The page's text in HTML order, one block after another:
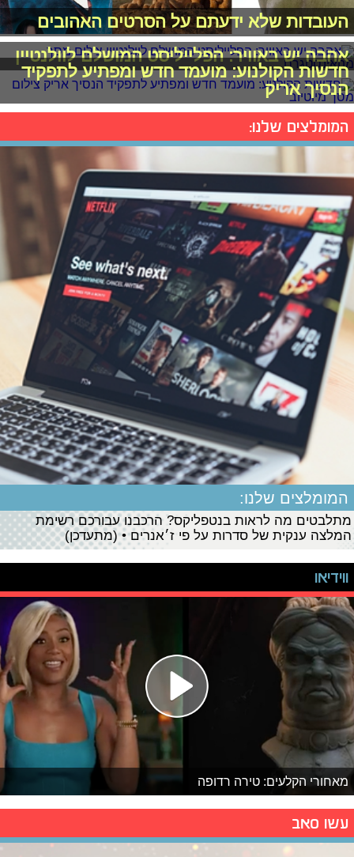
העובדות שלא ידעתם על הסרטים האהובים
אהבה יש באוויר: הפלייליסט המושלם לוולנטיין
חדשות הקולנוע: מועמד חדש ומפתיע לתפקיד
הנסיך אריק
המומלצים שלנו:
המומלצים שלנו:
מתלבטים מה לראות בנטפליקס? הרכבנו עבורכם רשימת
המלצה ענקית של סדרות על פי ז׳אנרים • (מתעדכן)
ווידיאו
מאחורי הקלעים: טירה רדופה
עשו סאב